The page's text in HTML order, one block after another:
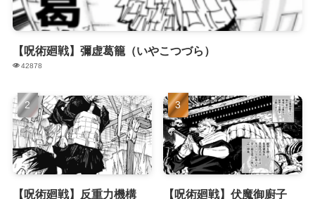
【呪術廻戦】彌虚葛籠（いやこつづら）
42878
【呪術廻戦】反重力機構
【呪術廻戦】伏魔御廚子